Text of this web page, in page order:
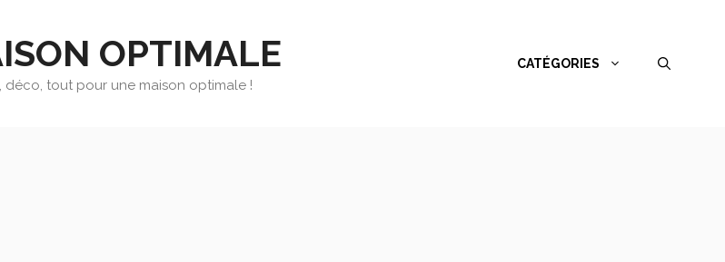
OPTIMALE
déco, tout pour une maison optimale !
CATÉGORIES